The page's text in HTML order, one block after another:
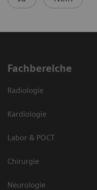
Fachbereiche
Radiologie
Kardiologie
Labor & POCT
Chirurgie
Neurologie